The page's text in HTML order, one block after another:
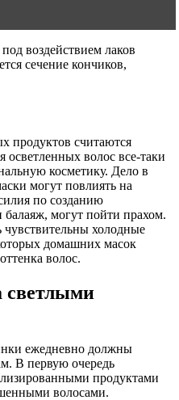
воздействием лаков
сечение кончиков,
продуктов считаются
волос все-таки
косметику. Дело в
могут повлиять на
по созданию
могут пойти прахом.
холодные
домашних масок
волос.
светлыми
ежедневно должны
В первую очередь
продуктами
волосами.